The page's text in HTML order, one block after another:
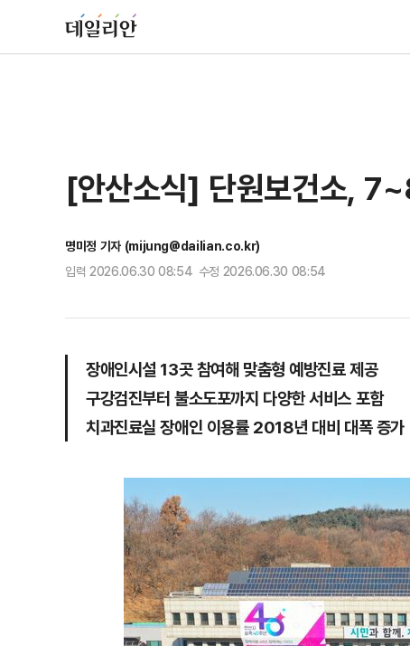
[안산소식] 단원보건소,
명미정 기자 (mijung@dailian.co.kr)
입력 2026.06.30 08:54 수정 2026.06.30 08:54
장애인시설 13곳 참여해 맞춤형 예방진료 제공
구강검진부터 불소도포까지 다양한 서비스 포함
치과진료실 장애인 이용률 2018년 대비 대폭 증가